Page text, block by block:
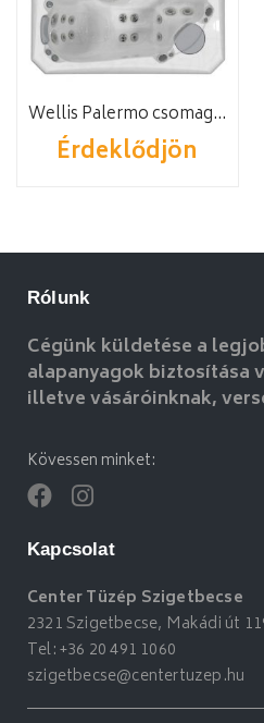
Wellis Palermo csomagakció
Érdeklődjön
Rólunk
Cégünk küldetése a
alapanyagok biztosítása
illetve vásáróinknak,
Kövessen minket:
Kapcsolat
Center Tüzép Szigetbecse
2321 Szigetbecse, Makádi út
Tel:+36 20 491 1060
szigetbecse@centertuzep.hu